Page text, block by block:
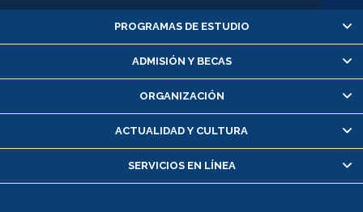
Alumnas/os y exalumnas/os
Matrícula en línea
Inscripción y cambio de asignaturas
Consulta y certificado de notas
Servicio médico y dental
Pago de arancel y crédito alumnos
PROGRAMAS DE ESTUDIO
ADMISIÓN Y BECAS
ORGANIZACIÓN
ACTUALIDAD Y CULTURA
SERVICIOS EN LÍNEA